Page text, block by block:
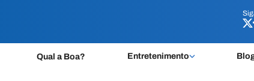
Qual a Boa? Entretenimento